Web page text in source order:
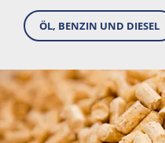
ÖL, BENZIN UND DIESEL